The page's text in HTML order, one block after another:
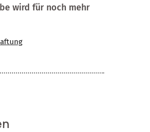
wird für noch mehr